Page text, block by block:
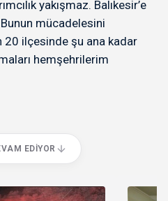
yakışmaz. Balıkesir’e
Bunun mücadelesini
20 ilçesinde şu ana kadar
hemşehrilerim
EDIYOR